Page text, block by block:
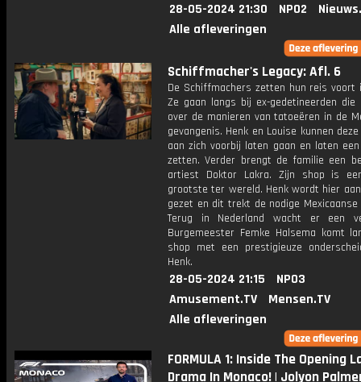
28-05-2024 21:30 NPO2
Alle afleveringen
Schiffmacher's Legacy: Afl. 6
De Schiffmachers zetten hun reis voort
Ze gaan langs bij ex-gedetineerden die
over de manieren van tatoeëren in de
gevangenis. Henk en Louise kunnen
aan zich voorbij laten gaan en laten
zetten. Verder brengt de familie een
artiest Doktor Lakra. Zijn shop is
grootste ter wereld. Henk wordt hier
gezet en dit trekt de nodige
Terug in Nederland wacht er een
Burgemeester Femke Halsema komt
shop met een prestigieuze
Henk.
28-05-2024 21:15
NPO3
Amusement.TV
Mensen.TV
Alle afleveringen
FORMULA 1: Inside The Opening
Drama In Monaco! | Jolyon